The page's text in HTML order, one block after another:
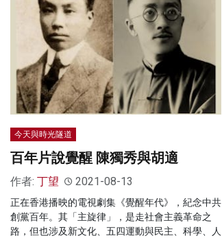
今天與時光隧道
百年片說覺醒 陳獨秀與胡適
作者: 丁望 2021-08-13
正在香港播映的電視劇集《覺醒年代》，紀念中共
創黨百年。其「主旋律」，是走社會主義革命之
路，但也涉及新文化、五四運動與民主、科學、人